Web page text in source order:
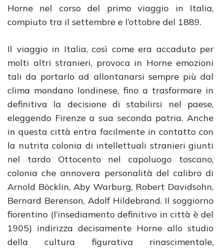
Horne nel corso del primo viaggio in Italia,
compiuto tra il settembre e l’ottobre del 1889.
Il viaggio in Italia, così come era accaduto per
molti altri stranieri, provoca in Horne emozioni
tali da portarlo ad allontanarsi sempre più dal
clima mondano londinese, fino a trasformare in
definitiva la decisione di stabilirsi nel paese,
eleggendo Firenze a sua seconda patria. Anche
in questa città entra facilmente in contatto con
la nutrita colonia di intellettuali stranieri giunti
nel tardo Ottocento nel capoluogo toscano,
colonia che annovera personalità del calibro di
Arnold Böcklin, Aby Warburg, Robert Davidsohn,
Bernard Berenson, Adolf Hildebrand. Il soggiorno
fiorentino (l’insediamento definitivo in città è del
1905) indirizza decisamente Horne allo studio
della cultura figurativa rinascimentale,